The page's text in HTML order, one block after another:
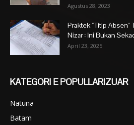
Agustus 28, 2023
Praktek “Titip
Nizar : Ini Bukan
April 23, 2025
KATEGORI E POPULLARIZUAR
Natuna
Batam